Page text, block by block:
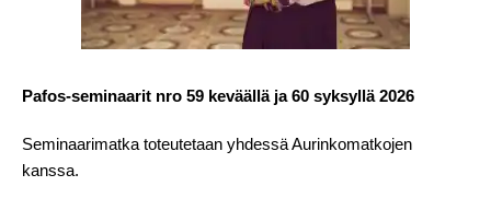
Pafos-seminaarit nro 59 keväällä ja 60 syksyllä 2026
Seminaarimatka toteutetaan yhdessä Aurinkomatkojen
kanssa.